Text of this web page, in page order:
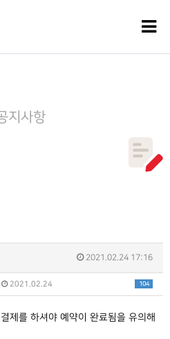
사항
2021.02.24 17:16
104
2021.02.24
제를 하셔야 예약이 완료됨을 유의해